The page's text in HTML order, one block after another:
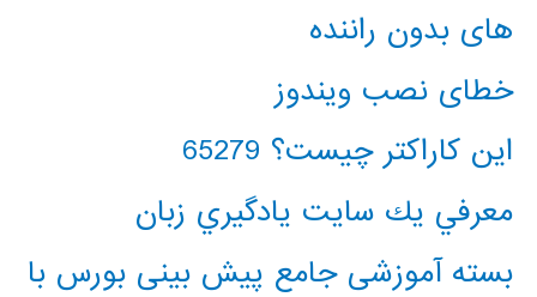
های بدون راننده
خطای نصب ویندوز
این کاراکتر چیست؟ 65279
معرفي يك سايت يادگيري زبان
بسته آموزشی جامع پیش بینی بورس با